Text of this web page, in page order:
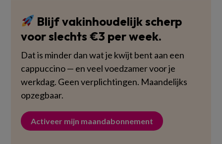
Blijf vakinhoudelijk scherp
voor slechts €3 per week.
Dat is minder dan wat je kwijt bent aan een
cappuccino — en veel voedzamer voor je
werkdag. Geen verplichtingen. Maandelijks
opzegbaar.
Activeer mijn maandabonnement